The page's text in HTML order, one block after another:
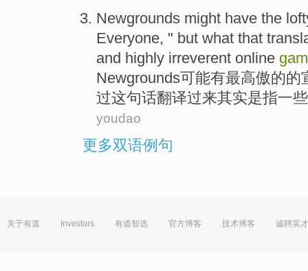
Newgrounds might have the
Everyone, " but what that
and highly irreverent online
Newgrounds可能有最高傲的的
过这句话翻译过来其实是指一些
youdao
更多双语例句
关于有道 Investors 有道智选 官方博客 技术博客 诚聘英才